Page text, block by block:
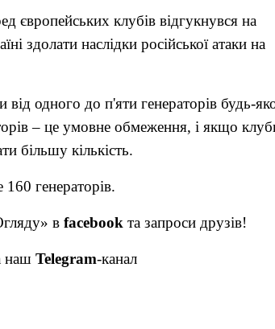
клубів відгукнувся на
здолати наслідки російської атаки на
одного до п'яти генераторів будь-
– це умовне обмеження, і якщо
більшу кількість.
генераторів.
в facebook та запроси друзів!
наш Telegram-канал